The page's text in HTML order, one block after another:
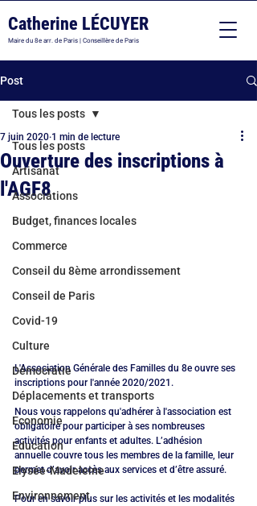
Catherine LÉCUYER
Maire du 8e arr. de Paris | Conseillère de Paris
Post
Tous les posts
Artisanat
Associations
Budget, finances locales
Commerce
Conseil du 8ème arrondissement
Conseil de Paris
Covid-19
Culture
Démocratie
Déplacements et transports
Economie
Education
Elysée-Madeleine
Environnement
Tous les posts
Ouverture des inscriptions à
l'AGF8
7 juin 2020 1 min de lecture
L'Association Générale des Familles du 8e ouvre ses
inscriptions pour l'année 2020/2021.
Nous vous rappelons qu'adhérer à l'association est
obligatoire pour participer à ses nombreuses
activités pour enfants et adultes. L’adhésion
annuelle couvre tous les membres de la famille, leur
permet d’avoir accès aux services et d’être assuré.
Pour en savoir plus sur les activités et les modalités